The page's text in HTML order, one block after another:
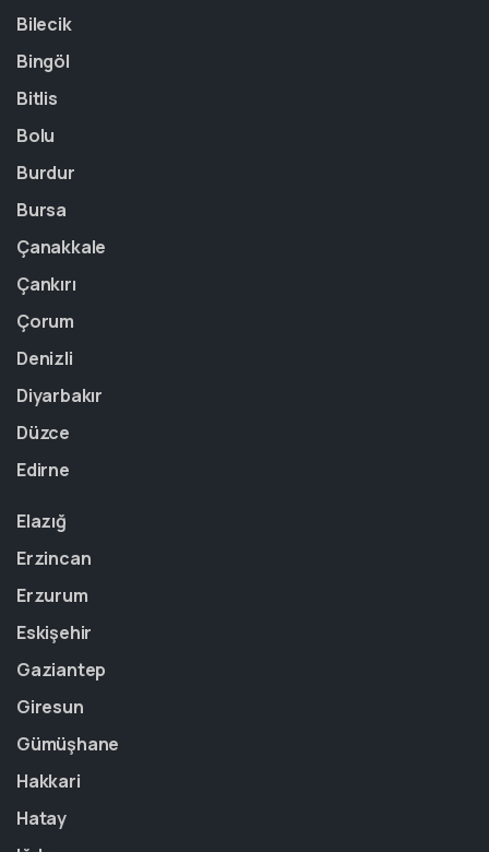
Bilecik
Bingöl
Bitlis
Bolu
Burdur
Bursa
Çanakkale
Çankırı
Çorum
Denizli
Diyarbakır
Düzce
Edirne
Elazığ
Erzincan
Erzurum
Eskişehir
Gaziantep
Giresun
Gümüşhane
Hakkari
Hatay